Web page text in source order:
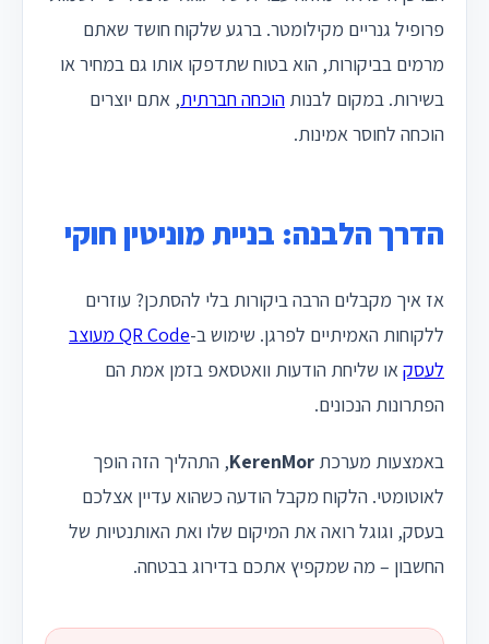
פרופיל גנריים מקילומטר. ברגע שלקוח חושד שאתם
מרמים בביקורות, הוא בטוח שתדפקו אותו גם במחיר או
בשירות. במקום לבנות הוכחה חברתית, אתם יוצרים
הוכחה לחוסר אמינות.
הדרך הלבנה: בניית מוניטין חוקי
אז איך מקבלים הרבה ביקורות בלי להסתכן? עוזרים
ללקוחות האמיתיים לפרגן. שימוש ב-
QR Code מעוצב
לעסקאו שליחת הודעות וואטסאפ בזמן אמת הם
הפתרונות הנכונים.
באמצעות מערכת KerenMor, התהליך הזה הופך
לאוטומטי. הלקוח מקבל הודעה כשהוא עדיין אצלכם
בעסק, וגוגל רואה את המיקום שלו ואת האותנטיות של
החשבון – מה שמקפיץ אתכם בדירוג בבטחה.